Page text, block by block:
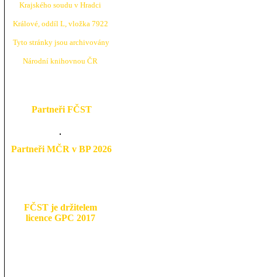
Krajského soudu v Hradci
Králové, oddíl L, vložka 7922
Tyto stránky jsou archivovány
Národní knihovnou ČR
Partneři FČST
Partneři MČR v BP 2026
FČST je držitelem
licence GPC 2017